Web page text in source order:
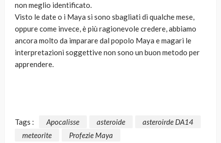
non meglio identificato.
Visto le date o i Maya si sono sbagliati di qualche mese,
oppure come invece, è più ragionevole credere, abbiamo
ancora molto da imparare dal popolo Maya e magari le
interpretazioni soggettive non sono un buon metodo per
apprendere.
Tags : Apocalisse asteroide
asteroirde DA14
meteorite
Profezie Maya